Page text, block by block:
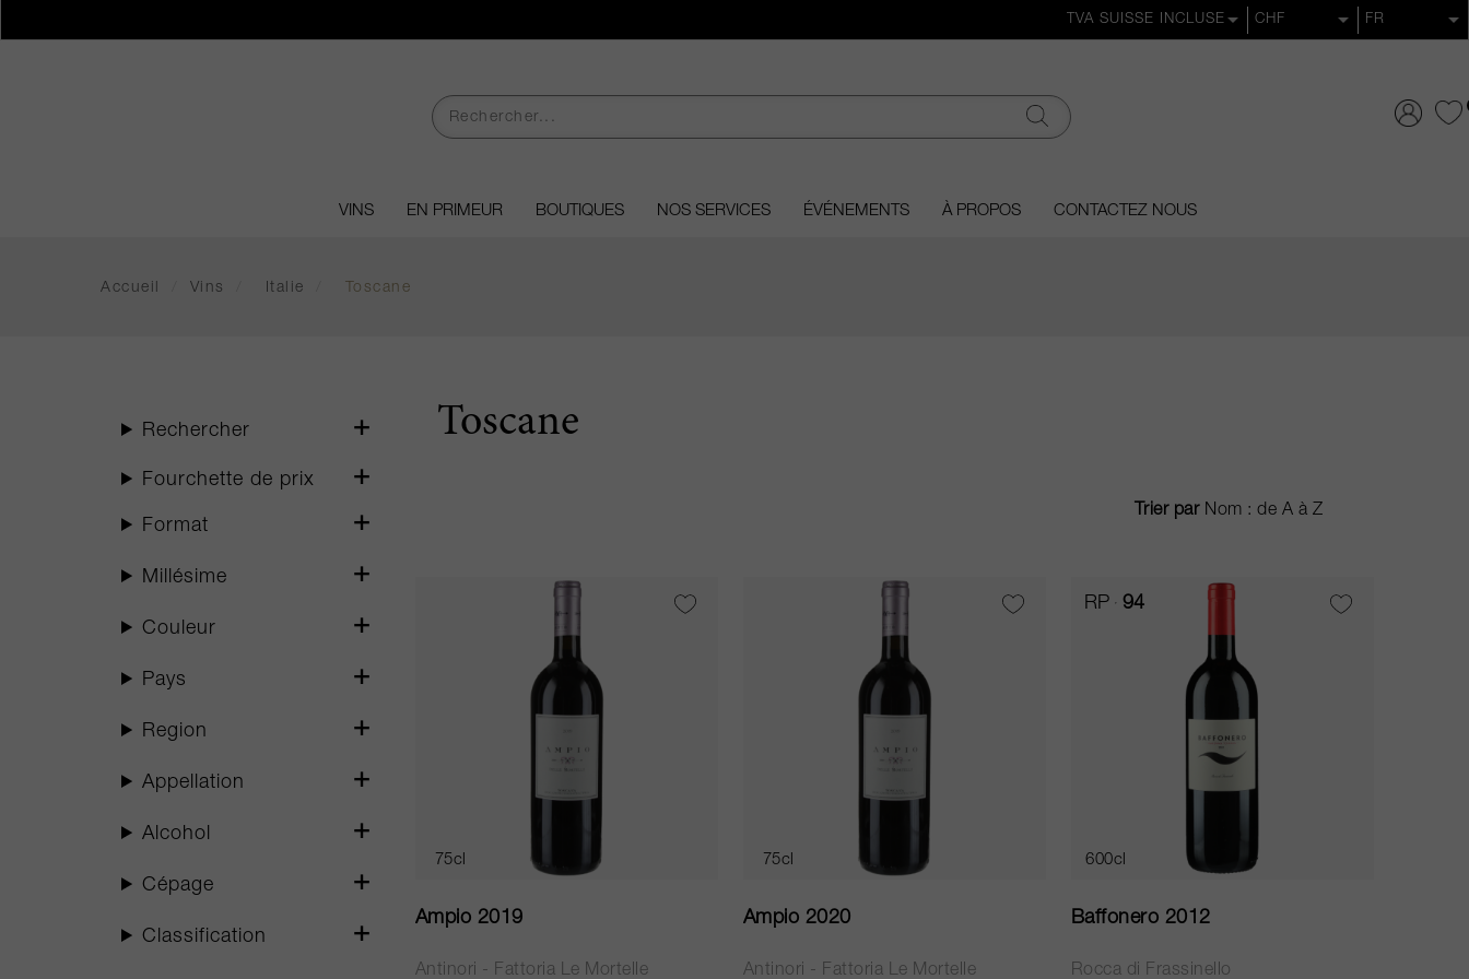
VINS EN PRIMEUR BOUTIQUES NOS SERVICES ÉVÉNEMENTS À PROPOS CONTACTEZ NOUS
Accueil Vins Italie Toscane
Toscane
Trier par
75cl
Ampio 2019
Antinori - Fattoria Le Mortelle
75cl
Ampio 2020
Antinori - Fattoria Le Mortelle
RP 94
600cl
Baffonero 2012
Rocca di Frassinello
Rechercher
Fourchette de prix
Format
Millésime
Couleur
Pays
Region
Appellation
Alcohol
Cépage
Classification